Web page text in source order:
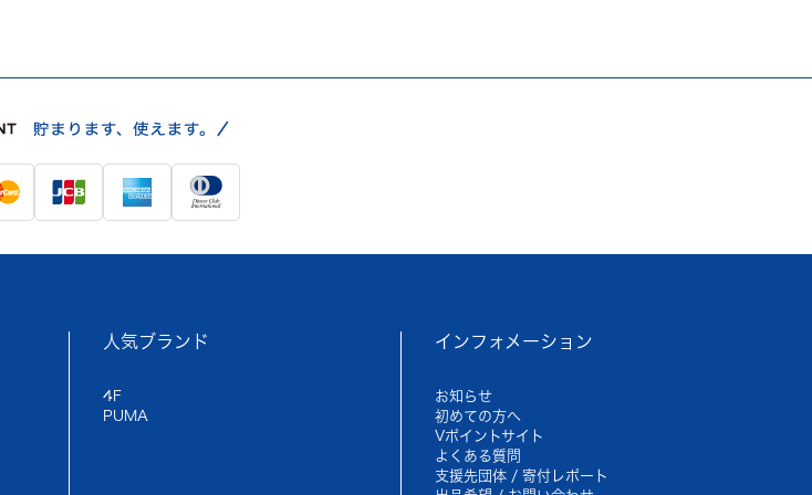
人気ブランド
4F
PUMA
インフォメーション
お知らせ
初めての方へ
Vポイントサイト
よくある質問
支援先団体 / 寄付レポート